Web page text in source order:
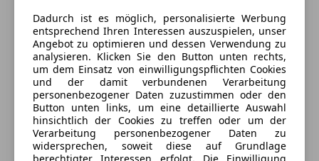
Ausstattung
Komfort
Berganfahrassistent
Elektrische Fensterheber
Elektrische Seitenspiegel
Getönte Scheiben
Mehr anzeigen
Farbe und Innenausstattung
Außenfarbe
Blau
Dadurch ist es möglich, personalisierte Werbung
entsprechend Ihren Interessen auszuspielen, unser
Angebot zu optimieren und dessen Verwendung zu
analysieren. Klicken Sie den Button unten rechts,
um dem Einsatz von einwilligungspflichten Cookies
und der damit verbundenen Verarbeitung
personenbezogener Daten zuzustimmen oder den
Button unten links, um eine detaillierte Auswahl
hinsichtlich der Cookies zu treffen oder um der
Verarbeitung personenbezogener Daten zu
widersprechen, soweit diese auf Grundlage